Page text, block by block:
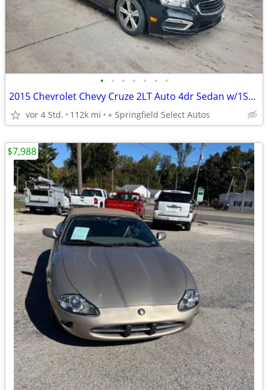
• • • • • • •
2015 Chevrolet Chevy Cruze 2LT Auto 4dr Sedan w/1SH EZ FINANCING AVAILABLE
vor 4 Std. 112k mi + Springfield Select Autos
$7,988